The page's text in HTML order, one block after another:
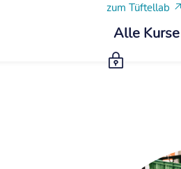
zum Tüftellab
Alle Kurse